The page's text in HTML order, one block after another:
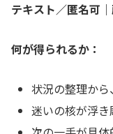
テキスト／匿名可
何が得られるか：
状況の整理か
迷いの核が浮